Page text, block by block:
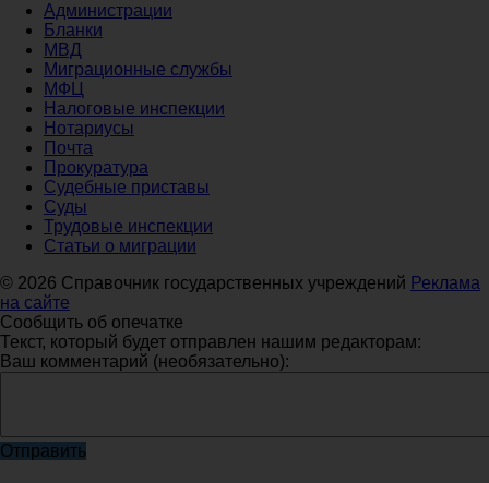
Администрации
Бланки
МВД
Миграционные службы
МФЦ
Налоговые инспекции
Нотариусы
Почта
Прокуратура
Судебные приставы
Суды
Трудовые инспекции
Статьи о миграции
© 2026 Справочник государственных учреждений Реклама
на сайте
Сообщить об опечатке
Текст, который будет отправлен нашим редакторам:
Ваш комментарий (необязательно):
Отправить